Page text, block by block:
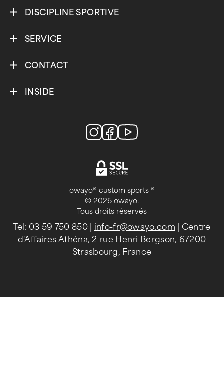
DISCIPLINE SPORTIVE
SERVICE
CONTACT
INSIDE
owayo® custom sports ®
© 2026 owayo.
Tous droits réservés
Tel: 03 59 750 850| info-fr@owayo.com | Centre
d'Affaires Athéna, 2 rue Henri Bergson, 67200
Strasbourg, France